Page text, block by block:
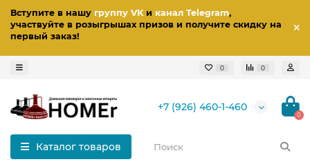
Вступите в нашу группу VKи канал Telegram,
участвуйте в розыгрышах призов и получите скидку на
первый заказ!
0 0
+7 (926) 460-1-460
0
Каталог товаров